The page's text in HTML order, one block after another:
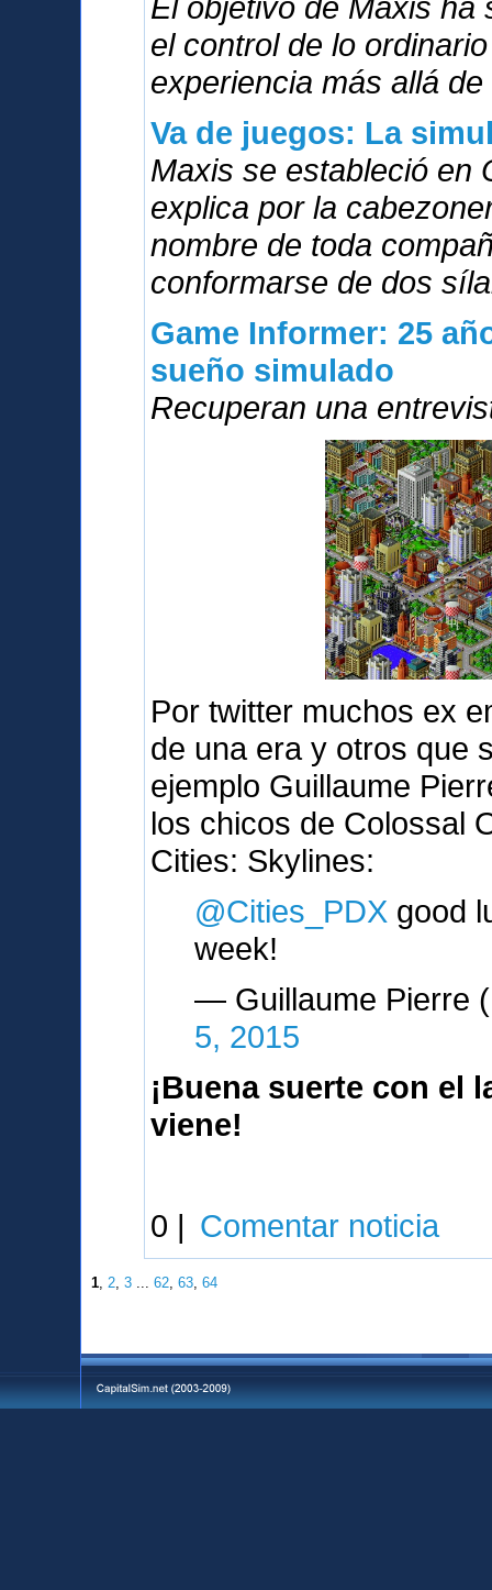
El objetivo de Maxis ha
el control de lo
experiencia más allá
Va de juegos: La
Maxis se estableció en
explica por la
nombre de toda
conformarse de dos
Game Informer: 25
sueño simulado
Recuperan una
Por twitter muchos ex
de una era y otros que
ejemplo Guillaume
los chicos de Colossal
Cities: Skylines:
@Cities_PDX good
week!
— Guillaume Pierre
5, 2015
¡Buena suerte con el
viene!
0 | Comentar noticia
1 2 ,3 ...62 ,63 ,64